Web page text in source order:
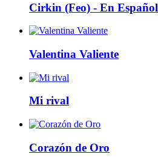
Cirkin (Feo) - En Español
Valentina Valiente
Mi rival
Corazón de Oro